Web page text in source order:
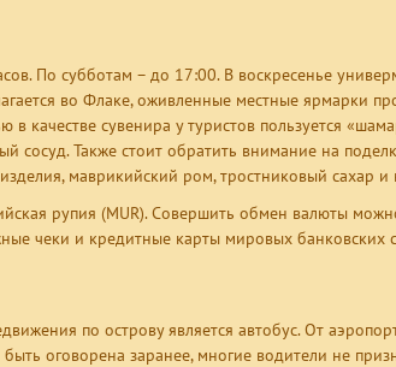
По субботам – до 17:00. В воскресенье
во Флаке, оживленные местные ярмарки
в качестве сувенира у туристов пользуется
сосуд. Также стоит обратить внимание на
маврикийский ром, тростниковый сахар и
рупия (MUR). Совершить обмен валюты
чеки и кредитные карты мировых банковских
по острову является автобус. От
оговорена заранее, многие водители не